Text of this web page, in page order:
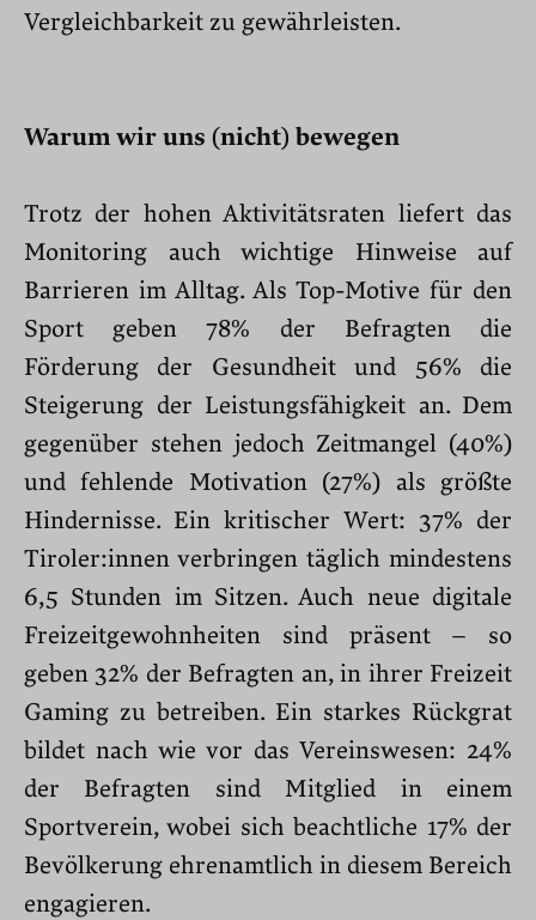
Vergleichbarkeit zu gewährleisten.
Warum wir uns (nicht) bewegen
Trotz der hohen Aktivitätsraten liefert das
Monitoring auch wichtige Hinweise auf
Barrieren im Alltag. Als Top-Motive für den
Sport geben 78% der Befragten die
Förderung der Gesundheit und 56% die
Steigerung der Leistungsfähigkeit an. Dem
gegenüber stehen jedoch Zeitmangel (40%)
und fehlende Motivation (27%) als größte
Hindernisse. Ein kritischer Wert: 37% der
Tiroler:innen verbringen täglich mindestens
6,5 Stunden im Sitzen. Auch neue digitale
Freizeitgewohnheiten sind präsent – so
geben 32% der Befragten an, in ihrer Freizeit
Gaming zu betreiben. Ein starkes Rückgrat
bildet nach wie vor das Vereinswesen: 24%
der Befragten sind Mitglied in einem
Sportverein, wobei sich beachtliche 17% der
Bevölkerung ehrenamtlich in diesem Bereich
engagieren.